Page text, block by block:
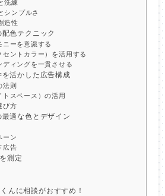
洗練
シンプルさ
造性
色テクニック
ーを意識する
ントカラー）を活用する
ィングを一貫させる
活かした広告構成
法則
スペース）の活用
び方
適な色とデザイン
ーン
広告
測定
んに相談がおすすめ！